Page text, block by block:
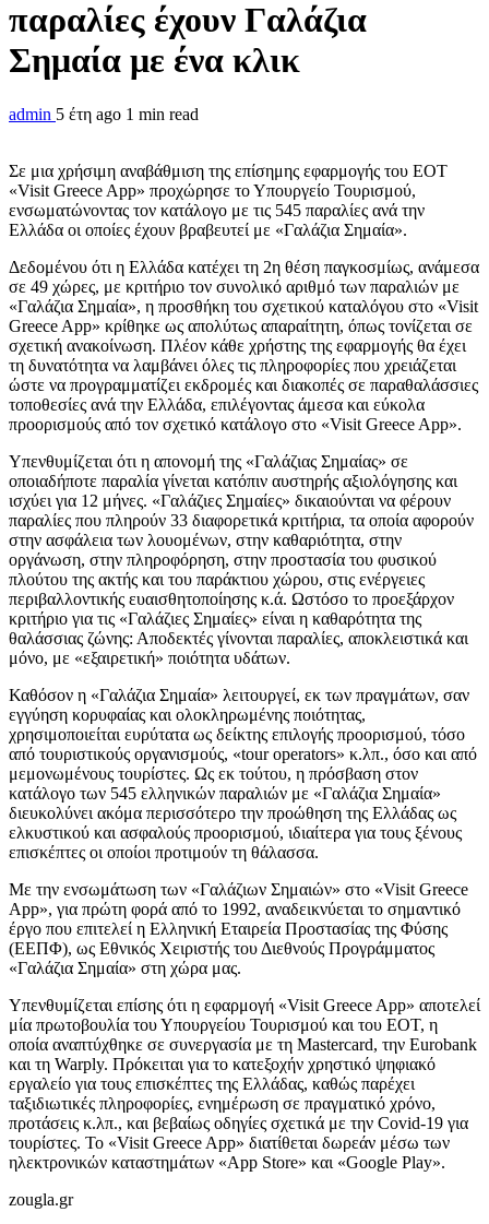
παραλίες έχουν Γαλάζια
Σημαία με ένα κλικ
admin 5 έτη ago 1 min read
Σε μια χρήσιμη αναβάθμιση της επίσημης εφαρμογής του ΕΟΤ
«Visit Greece App» προχώρησε το Υπουργείο Τουρισμού,
ενσωματώνοντας τον κατάλογο με τις 545 παραλίες ανά την
Ελλάδα οι οποίες έχουν βραβευτεί με «Γαλάζια Σημαία».
Δεδομένου ότι η Ελλάδα κατέχει τη 2η θέση παγκοσμίως, ανάμεσα
σε 49 χώρες, με κριτήριο τον συνολικό αριθμό των παραλιών με
«Γαλάζια Σημαία», η προσθήκη του σχετικού καταλόγου στο «Visit
Greece App» κρίθηκε ως απολύτως απαραίτητη, όπως τονίζεται σε
σχετική ανακοίνωση. Πλέον κάθε χρήστης της εφαρμογής θα έχει
τη δυνατότητα να λαμβάνει όλες τις πληροφορίες που χρειάζεται
ώστε να προγραμματίζει εκδρομές και διακοπές σε παραθαλάσσιες
τοποθεσίες ανά την Ελλάδα, επιλέγοντας άμεσα και εύκολα
προορισμούς από τον σχετικό κατάλογο στο «Visit Greece App».
Υπενθυμίζεται ότι η απονομή της «Γαλάζιας Σημαίας» σε
οποιαδήποτε παραλία γίνεται κατόπιν αυστηρής αξιολόγησης και
ισχύει για 12 μήνες. «Γαλάζιες Σημαίες» δικαιούνται να φέρουν
παραλίες που πληρούν 33 διαφορετικά κριτήρια, τα οποία αφορούν
στην ασφάλεια των λουομένων, στην καθαριότητα, στην
οργάνωση, στην πληροφόρηση, στην προστασία του φυσικού
πλούτου της ακτής και του παράκτιου χώρου, στις ενέργειες
περιβαλλοντικής ευαισθητοποίησης κ.ά. Ωστόσο το προεξάρχον
κριτήριο για τις «Γαλάζιες Σημαίες» είναι η καθαρότητα της
θαλάσσιας ζώνης: Αποδεκτές γίνονται παραλίες, αποκλειστικά και
μόνο, με «εξαιρετική» ποιότητα υδάτων.
Καθόσον η «Γαλάζια Σημαία» λειτουργεί, εκ των πραγμάτων, σαν
εγγύηση κορυφαίας και ολοκληρωμένης ποιότητας,
χρησιμοποιείται ευρύτατα ως δείκτης επιλογής προορισμού, τόσο
από τουριστικούς οργανισμούς, «tour operators» κ.λπ., όσο και από
μεμονωμένους τουρίστες. Ως εκ τούτου, η πρόσβαση στον
κατάλογο των 545 ελληνικών παραλιών με «Γαλάζια Σημαία»
διευκολύνει ακόμα περισσότερο την προώθηση της Ελλάδας ως
ελκυστικού και ασφαλούς προορισμού, ιδιαίτερα για τους ξένους
επισκέπτες οι οποίοι προτιμούν τη θάλασσα.
Με την ενσωμάτωση των «Γαλάζιων Σημαιών» στο «Visit Greece
App», για πρώτη φορά από το 1992, αναδεικνύεται το σημαντικό
έργο που επιτελεί η Ελληνική Εταιρεία Προστασίας της Φύσης
(ΕΕΠΦ), ως Εθνικός Χειριστής του Διεθνούς Προγράμματος
«Γαλάζια Σημαία» στη χώρα μας.
Υπενθυμίζεται επίσης ότι η εφαρμογή «Visit Greece App» αποτελεί
μία πρωτοβουλία του Υπουργείου Τουρισμού και του ΕΟΤ, η
οποία αναπτύχθηκε σε συνεργασία με τη Mastercard, την Eurobank
και τη Warply. Πρόκειται για το κατεξοχήν χρηστικό ψηφιακό
εργαλείο για τους επισκέπτες της Ελλάδας, καθώς παρέχει
ταξιδιωτικές πληροφορίες, ενημέρωση σε πραγματικό χρόνο,
προτάσεις κ.λπ., και βεβαίως οδηγίες σχετικά με την Covid-19 για
τουρίστες. Το «Visit Greece App» διατίθεται δωρεάν μέσω των
ηλεκτρονικών καταστημάτων «App Store» και «Google Play».
zougla.gr